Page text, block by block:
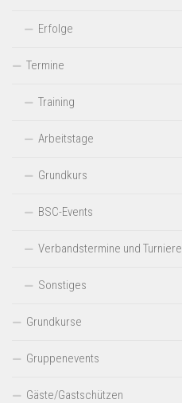
Erfolge
Termine
Training
Arbeitstage
Grundkurs
BSC-Events
Verbandstermine und Turniere
Sonstiges
Grundkurse
Gruppenevents
Gäste/Gastschützen